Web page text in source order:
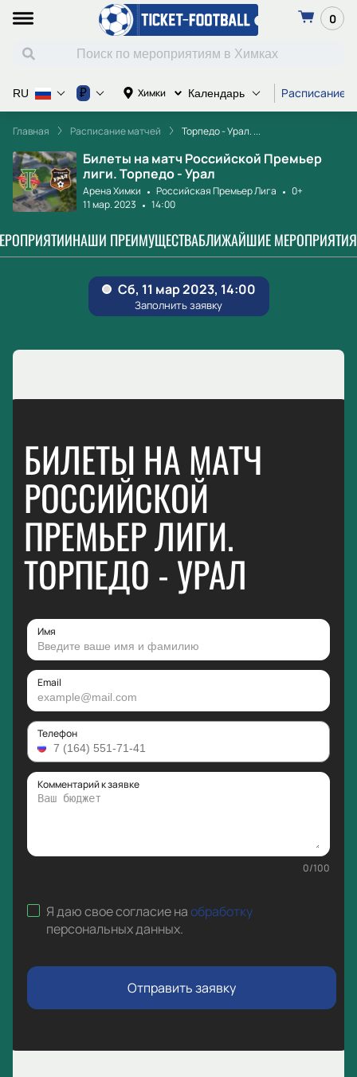
0
Химки Календарь Расписание
RU ₽
Главная Расписание матчей Торпедо - Урал. ...
Билеты на матч Российской Премьер
лиги. Торпедо - Урал
Арена Химки Российская Премьер Лига
0+
11 мар. 2023
14:00
НАШИ ПРЕИМУЩЕСТВАБЛИЖАЙШИЕ МЕРОПРИЯТИЯ
БИЛЕТЫ НА МАТЧ
РОССИЙСКОЙ
ПРЕМЬЕР ЛИГИ.
ТОРПЕДО - УРАЛ
Имя
Email
Телефон
Комментарий к заявке
0/100
Я даю свое согласие наобработку
персональных данных.
Отправить заявку